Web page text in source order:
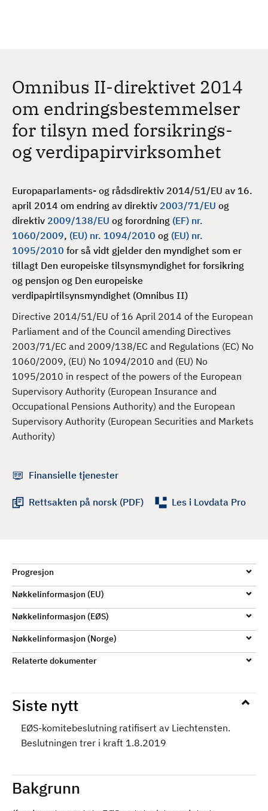
Omnibus II-direktivet 2014
om endringsbestemmelser
for tilsyn med forsikrings-
og verdipapirvirksomhet
Europaparlaments- og rådsdirektiv 2014/51/EU av 16.
april 2014 om endring av direktiv 2003/71/EU og
direktiv 2009/138/EU og forordning (EF) nr.
1060/2009, (EU) nr. 1094/2010 og (EU) nr.
1095/2010 for så vidt gjelder den myndighet som er
tillagt Den europeiske tilsynsmyndighet for forsikring
og pensjon og Den europeiske
verdipapirtilsynsmyndighet (Omnibus II)
Directive 2014/51/EU of 16 April 2014 of the European
Parliament and of the Council amending Directives
2003/71/EC and 2009/138/EC and Regulations (EC) No
1060/2009, (EU) No 1094/2010 and (EU) No
1095/2010 in respect of the powers of the European
Supervisory Authority (European Insurance and
Occupational Pensions Authority) and the European
Supervisory Authority (European Securities and Markets
Authority)
Finansielle tjenester
Rettsakten på norsk (PDF) Les i Lovdata Pro
Progresjon
Nøkkelinformasjon (EU)
Nøkkelinformasjon (EØS)
Nøkkelinformasjon (Norge)
Relaterte dokumenter
Siste nytt
EØS-komitebeslutning ratifisert av Liechtensten.
Beslutningen trer i kraft 1.8.2019
Bakgrunn